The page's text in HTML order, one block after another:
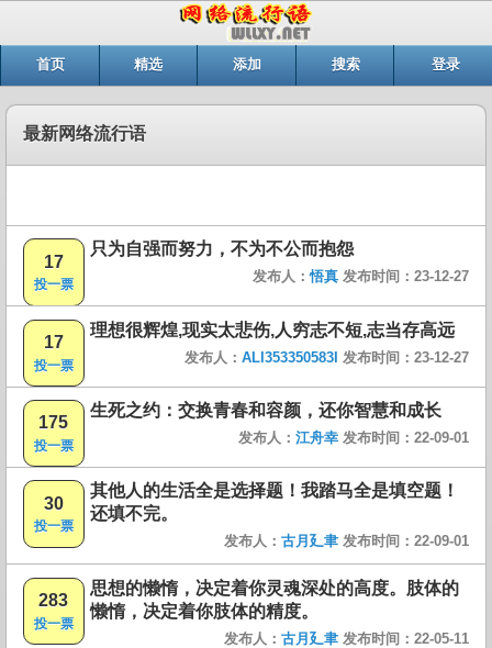
首页 精选 添加 搜索 登录
最新网络流行语
17
投一票
只为自强而努力，不为不公而抱怨
发布人：悟真 发布时间：23-12-27
17
投一票
理想很辉煌,现实太悲伤,人穷志不短,志当存高远
发布人： ALI353350583I 发布时间：23-12-27
175
投一票
生死之约：交换青春和容颜，还你智慧和成长
发布人： 江舟幸 发布时间：22-09-01
30
投一票
其他人的生活全是选择题！我踏马全是填空题！
还填不完。
发布人： 古月廴聿 发布时间：22-09-01
283
投一票
思想的懒惰，决定着你灵魂深处的高度。肢体的
懒惰，决定着你肢体的精度。
发布人： 古月廴聿 发布时间：22-05-11